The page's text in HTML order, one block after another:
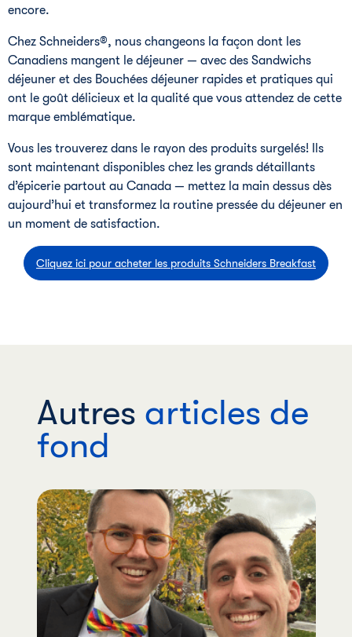
encore.
Chez Schneiders®, nous changeons la façon dont les
Canadiens mangent le déjeuner — avec des Sandwichs
déjeuner et des Bouchées déjeuner rapides et pratiques qui
ont le goût délicieux et la qualité que vous attendez de cette
marque emblématique.
Vous les trouverez dans le rayon des produits surgelés! Ils
sont maintenant disponibles chez les grands détaillants
d’épicerie partout au Canada — mettez la main dessus dès
aujourd’hui et transformez la routine pressée du déjeuner en
un moment de satisfaction.
Cliquez ici pour acheter les produits Schneiders Breakfast
Autres articles de
fond